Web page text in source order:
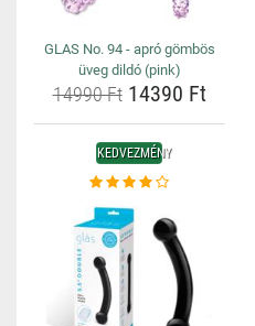
GLAS No. 94 - apró gömbös
üveg dildó (pink)
14990 Ft14390 Ft
KEDVEZMÉNY